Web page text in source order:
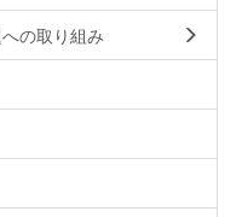
の取り組み